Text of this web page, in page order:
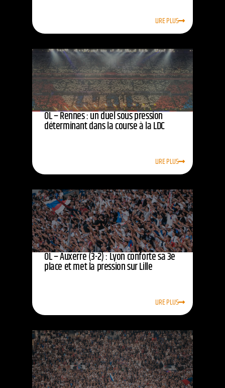
LIRE PLUS
OL – Rennes : un duel sous pression
déterminant dans la course à la LDC
LIRE PLUS
OL – Auxerre (3-2) : Lyon conforte sa 3e
place et met la pression sur Lille
LIRE PLUS